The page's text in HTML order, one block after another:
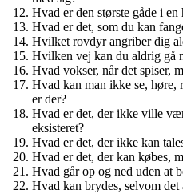
Hvad er den største gåde i en
Hvad er det, som du kan
Hvilket rovdyr angriber dig
Hvilken vej kan du aldrig gå
Hvad vokser, når det spiser,
Hvad kan man ikke se, høre,
er der?
Hvad er det, der ikke ville
eksisteret?
Hvad er det, der ikke kan
Hvad er det, der kan købes,
Hvad går op og ned uden at
Hvad kan brydes, selvom